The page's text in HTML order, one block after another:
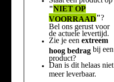
"NIET OP
VOORRAAD"?
Bel ons gerust voor
de actuele levertijd.
Zie je een extreem
hoog bedragbij een
product?
Dan is dit helaas niet
meer leverbaar.